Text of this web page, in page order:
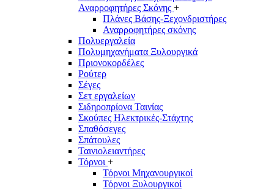
Αναρροφητήρες Σκόνης +
Πλάνες Βάσης-Ξεχονδριστήρες
Αναρροφητήρες σκόνης
Πολυεργαλεία
Πολυμηχανήματα Ξυλουργικά
Πριονοκορδέλες
Ρούτερ
Σέγες
Σετ εργαλείων
Σιδηροπρίονα Ταινίας
Σκούπες Ηλεκτρικές-Στάχτης
Σπαθόσεγες
Σπάτουλες
Ταινιολειαντήρες
Τόρνοι +
Τόρνοι Μηχανουργικοί
Τόρνοι Ξυλουργικοί